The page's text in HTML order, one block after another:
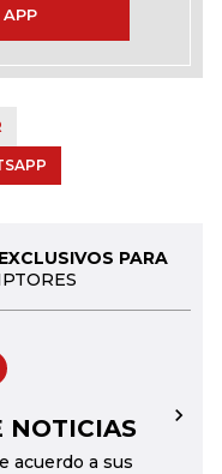
APP
PARA
NOTICIAS
acuerdo a sus
→